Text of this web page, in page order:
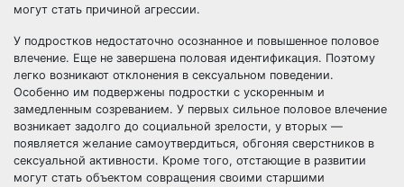
могут стать причиной агрессии.
У подростков недостаточно осознанное и повышенное половое
влечение. Еще не завершена половая идентификация. Поэтому
легко возникают отклонения в сексуальном поведении.
Особенно им подвержены подростки с ускоренным и
замедленным созреванием. У первых сильное половое влечение
возникает задолго до социальной зрелости, у вторых —
появляется желание самоутвердиться, обгоняя сверстников в
сексуальной активности. Кроме того, отстающие в развитии
могут стать объектом совращения своими старшими